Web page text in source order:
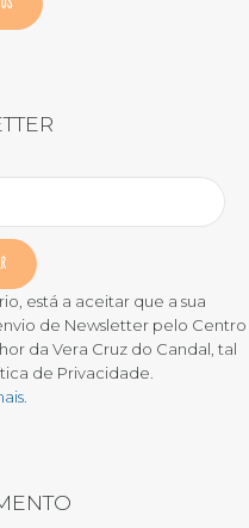
está a aceitar que a sua
de Newsletter pelo Centro
da Vera Cruz do Candal, tal
de Privacidade.